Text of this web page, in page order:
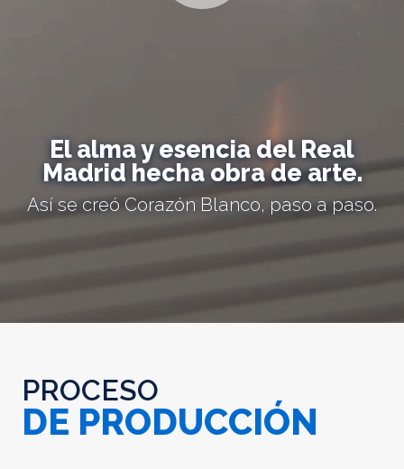
El alma y esencia del Real
Madrid hecha obra de arte.
Así se creó Corazón Blanco, paso a paso.
PROCESO
DE PRODUCCIÓN